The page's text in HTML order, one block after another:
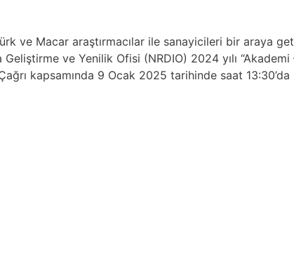
ve Macar araştırmacılar ile sanayicileri bir araya
ve Yenilik Ofisi (NRDIO) 2024 yılı “Akademi
kapsamında 9 Ocak 2025 tarihinde saat 13:30’da